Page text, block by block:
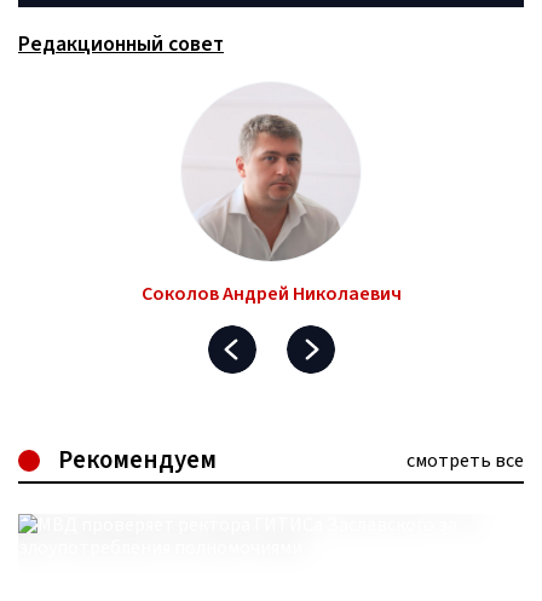
Редакционный совет
Соколов Андрей Николаевич
Рекомендуем смотреть все